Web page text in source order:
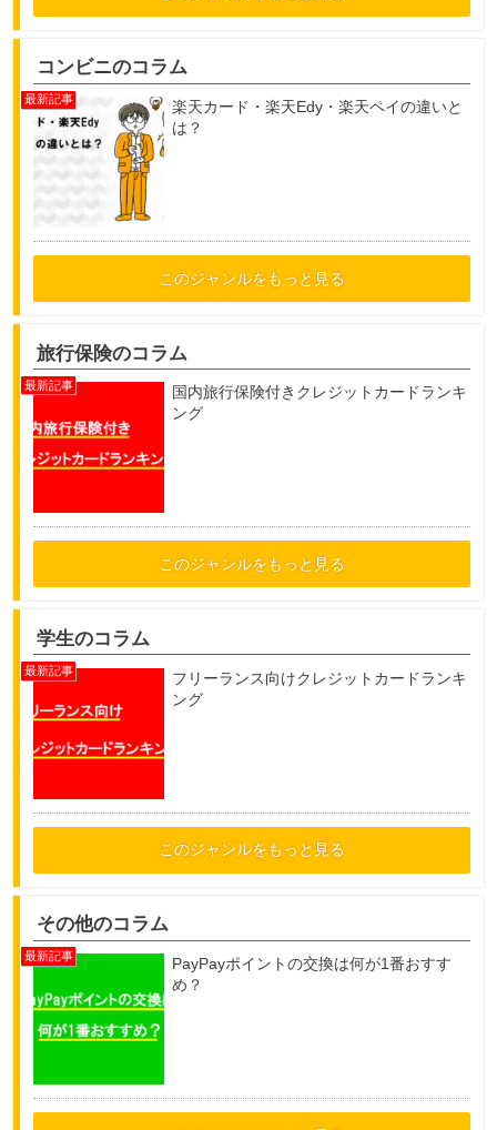
コンビニのコラム
楽天カード・楽天Edy・楽天ペイの違いと
は？
このジャンルをもっと見る
旅行保険のコラム
国内旅行保険付きクレジットカードランキ
ング
このジャンルをもっと見る
学生のコラム
フリーランス向けクレジットカードランキ
ング
このジャンルをもっと見る
その他のコラム
PayPayポイントの交換は何が1番おすす
め？